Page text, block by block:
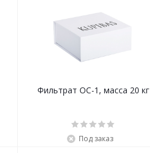
Фильтрат OC-1, масса 20 кг
Под заказ